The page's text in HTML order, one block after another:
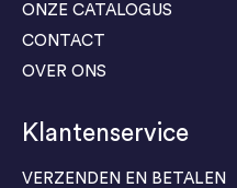
ONZE CATALOGUS
CONTACT
OVER ONS
Klantenservice
VERZENDEN EN BETALEN